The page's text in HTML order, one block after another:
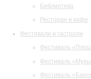
Библиотека
Ресторан и кафе
Фестивали и гастроли
Фестиваль
Фестиваль
Фестиваль